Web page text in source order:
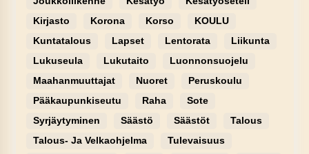
Kirjasto
Korona Korso
KOULU
Kuntatalous
Lapset Lentorata
Liikunta
Lukuseula
Lukutaito
Luonnonsuojelu
Maahanmuuttajat
Nuoret
Peruskoulu
Pääkaupunkiseutu
Raha
Sote
Syrjäytyminen
Säästö Säästöt
Talous
Talous- Ja Velkaohjelma
Tulevaisuus